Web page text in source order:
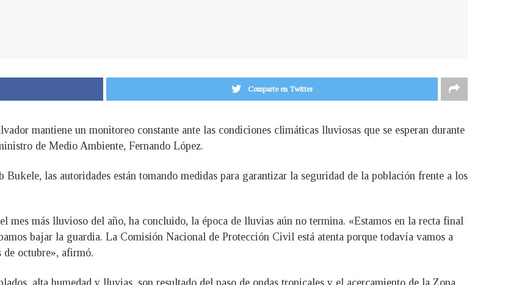
Comparte en Twitter
mantiene un monitoreo constante ante las condiciones climáticas lluviosas que se esperan durante
de Medio Ambiente, Fernando López.
las autoridades están tomando medidas para garantizar la seguridad de la población frente a los
mes más lluvioso del año, ha concluido, la época de lluvias aún no termina. «Estamos en la recta final
bajar la guardia. La Comisión Nacional de Protección Civil está atenta porque todavía vamos a
octubre», afirmó.
alta humedad y lluvias, son resultado del paso de ondas tropicales y el acercamiento de la Zona